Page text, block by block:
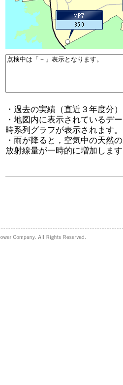
・過去の実績（直近３年度分
・地図内に表示されているデ
時系列グラフが表示されます。
・雨が降ると，空気中の天然
放射線量が一時的に増加しま